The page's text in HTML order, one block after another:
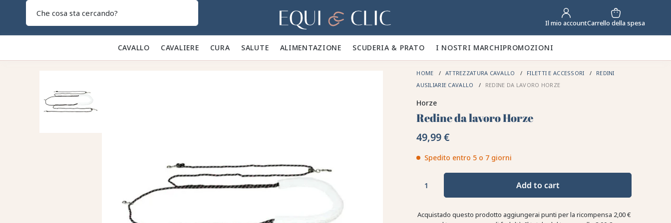
Casa Il mio accountCarrello della spesa
CAVALLO 🐎 CAVALIERE 👕 CURA 🪮 SALUTE ✨ ALIMENTAZIONE 🥕 SCUDERIA & PRATO 🍃 I NOSTRI MARCHIPROMOZIONI
HOME ATTREZZATURA CAVALLO FILETTI E ACCESSORI
REDINI
AUSILIARIE CAVALLO
REDINE DA LAVORO HORZE
Horze
Redine da lavoro Horze
49,99 €
Spedito entro 5 o 7 giorni
Add to cart
Acquistado questo prodotto aggiungerai punti per la ricompensa 2,00 €